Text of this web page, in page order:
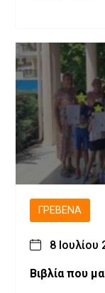
ΓΡΕΒΕΝΆ
8 Ιουλίου
Βιβλία που